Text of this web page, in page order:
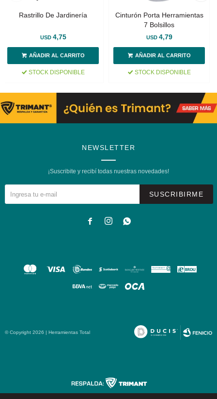
Rastrillo De Jardinería
USD 4,75
STOCK DISPONIBLE
Cinturón Porta Herramientas
7 Bolsillos
USD 4,79
STOCK DISPONIBLE
NEWSLETTER
¡Suscribite y recibí todas nuestras novedades!
SUSCRIBIRME
  
© Copyright 2026 | Herramientas Total